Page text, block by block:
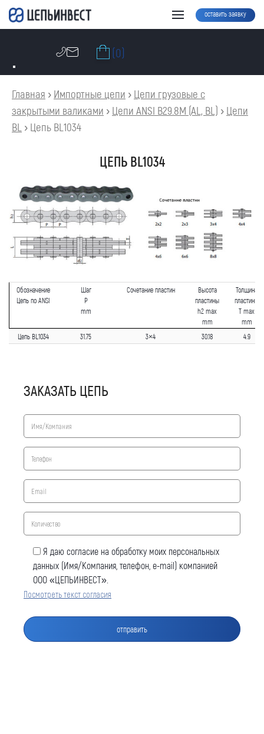
оставить заявку
(0)
Главная › Импортные цепи › Цепи грузовые с
закрытыми валиками › Цепи ANSI B29.8M (AL, BL) › Цепи
BL › Цепь BL1034
ЦЕПЬ BL1034
Обозначение
Цепь по ANSI
Шаг
P
mm
Сочетание пластин
Высота
пластины
h2 max
mm
Толщина
пластины
T max
mm
Цепь BL1034
31.75 3×4 30.18 4.9
ЗАКАЗАТЬ ЦЕПЬ
Я даю согласие на обработку моих персональных
данных (Имя/Компания, телефон, e-mail) компанией
ООО «ЦЕПЬИНВЕСТ».
Посмотреть текст согласия
Оставить заявку